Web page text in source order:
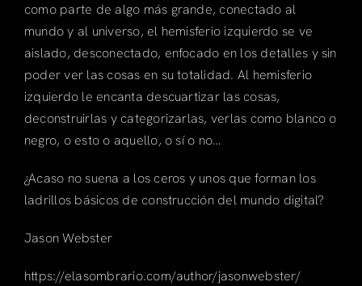
como parte de algo más grande, conectado al
mundo y al universo, el hemisferio izquierdo se ve
aislado, desconectado, enfocado en los detalles y sin
poder ver las cosas en su totalidad. Al hemisferio
izquierdo le encanta descuartizar las cosas,
deconstruirlas y categorizarlas, verlas como blanco o
negro, o esto o aquello, o sí o no…
¿Acaso no suena a los ceros y unos que forman los
ladrillos básicos de construcción del mundo digital?
Jason Webster
https://elasombrario.com/author/jasonwebster/